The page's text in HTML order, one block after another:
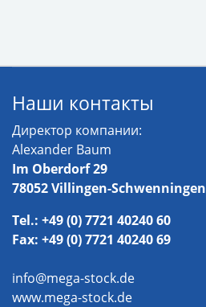
Наши контакты
Директор компании:
Alexander Baum
Im Oberdorf 29
78052 Villingen-Schwenningen
Tel.: +49 (0) 7721 40240 60
Fax: +49 (0) 7721 40240 69
info@mega-stock.de
www.mega-stock.de